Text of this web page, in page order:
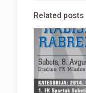
Related posts